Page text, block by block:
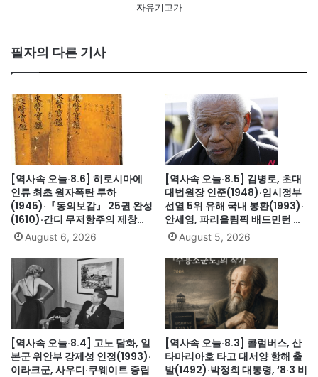
자유기고가
필자의 다른 기사
[역사속 오늘·8.6] 히로시마에
인류 최초 원자폭탄 투하
(1945)·『동의보감』 25권 완성
(1610)·간디 무저항주의 제창
(1931)·대전엑스포 개막(1993)·
자메이카, 영국에서 독립(1962)
August 6, 2026
[역사속 오늘·8.5] 김병로, 초대
대법원장 인준(1948)·임시정부
선열 5위 유해 국내 봉환(1993)·
안세영, 파리올림픽 배드민턴 여
자단식 금메달(2024)·하시나 방
글라데시 총리 인도 망명
(2024)·미·영·소, 부분적 핵실험
금지조약 조인(1963)·넬슨 만델
라 체포, 27년 옥고의 시작
(1962)
August 5, 2026
[역사속 오늘·8.4] 고노 담화, 일
본군 위안부 강제성 인정(1993)·
이라크군, 사우디·쿠웨이트 중립
[역사속 오늘·8.3] 콜럼버스, 산
타마리아호 타고 대서양 항해 출
발(1492)·박정희 대통령, ‘8·3 비